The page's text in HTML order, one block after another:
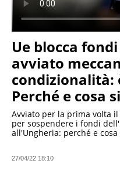
Ue blocca
avviato
condizionalità:
Perché e cosa
Avviato per la prima volta
per sospendere i fondi
all'Ungheria: perché e cosa
27/04/22 18:10